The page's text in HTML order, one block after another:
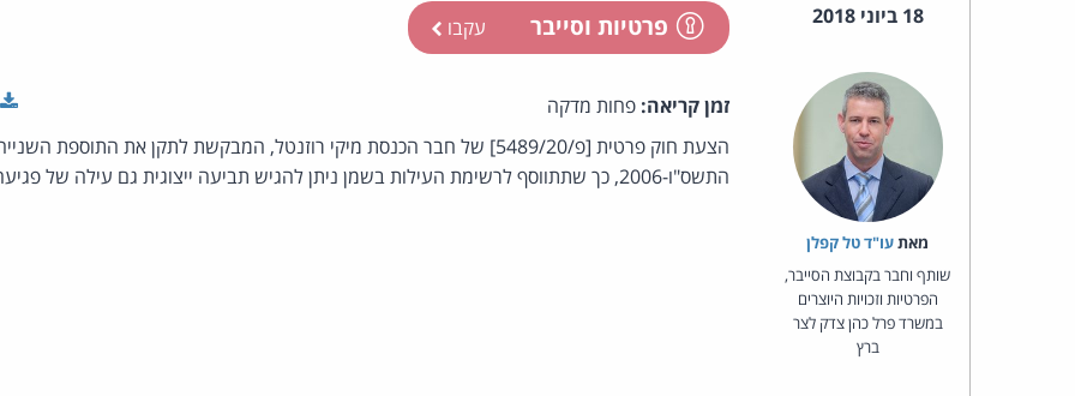
18 ביוני 2018 פרטיות וסייבר עקבו
מאת‏עו"ד טל קפלן
שותף וחבר בקבוצת הסייבר,
הפרטיות וזכויות היוצרים
במשרד פרל כהן צדק לצר
ברץ
זמן קריאה: פחות מדקה
הצעת חוק פרטית [פ/5489/20] של חבר הכנסת מיקי רוזנטל, המבקשת לתקן את התוספת
התשס"ו-2006, כך שתתווסף לרשימת העילות בשמן ניתן להגיש תביעה ייצוגית גם עילה של פגיעה בפרטיות.